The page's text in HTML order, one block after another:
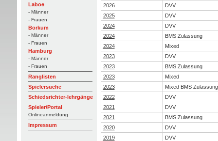
Laboe
- Männer
- Frauen
Borkum
- Männer
- Frauen
Hamburg
- Männer
- Frauen
Ranglisten
Spielersuche
Schiedsrichter-lehrgänge
Spieler/Portal
Onlineanmeldung
Impressum
2026
DVV
2025
DVV
2024
DVV
2024
BMS Zulassung
2024
Mixed
2023
DVV
2023
BMS Zulassung
2023
Mixed
2023
Mixed BMS Zulassung
2022
DVV
2021
DVV
2021
BMS Zulassung
2020
DVV
2019
DVV